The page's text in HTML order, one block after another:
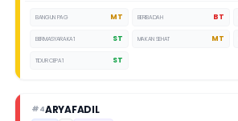
BANGUN PAGI MT BERIBADAH BT
BERMASYARAKAT ST MAKAN SEHAT MT
TIDUR CEPAT ST
#4ARYAFADIL